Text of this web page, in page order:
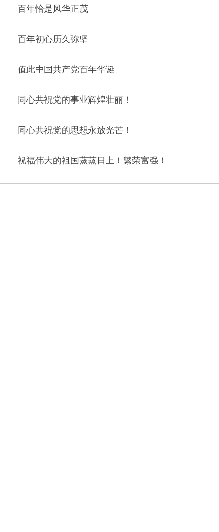
百年恰是风华正茂
百年初心历久弥坚
值此中国共产党百年华诞
同心共祝党的事业辉煌壮丽！
同心共祝党的思想永放光芒！
祝福伟大的祖国蒸蒸日上！繁荣富强！